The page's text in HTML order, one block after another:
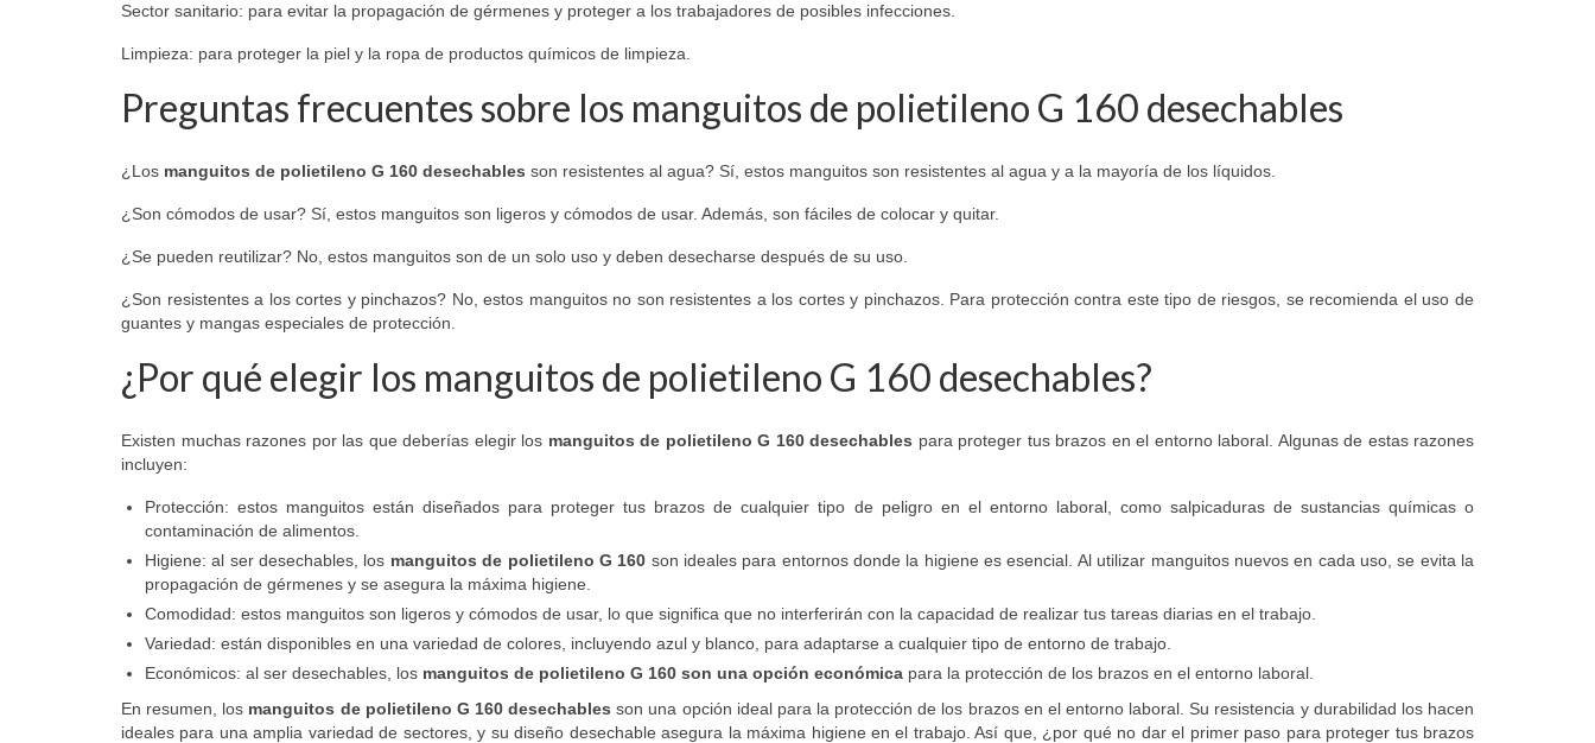
Sector sanitario: para evitar la propagación de gérmenes y proteger a los trabajadores de posibles infecciones.
Limpieza: para proteger la piel y la ropa de productos químicos de limpieza.
Preguntas frecuentes sobre los manguitos de polietileno G 160 desechables
¿Los manguitos de polietileno G 160 desechables son resistentes al agua? Sí, estos manguitos son resistentes al agua y a la mayoría de los líquidos.
¿Son cómodos de usar? Sí, estos manguitos son ligeros y cómodos de usar. Además, son fáciles de colocar y quitar.
¿Se pueden reutilizar? No, estos manguitos son de un solo uso y deben desecharse después de su uso.
¿Son resistentes a los cortes y pinchazos? No, estos manguitos no son resistentes a los cortes y pinchazos. Para protección contra este tipo de riesgos, se recomienda el uso de
guantes y mangas especiales de protección.
¿Por qué elegir los manguitos de polietileno G 160 desechables?
Existen muchas razones por las que deberías elegir los manguitos de polietileno G 160 desechables para proteger tus brazos en el entorno laboral. Algunas de estas razones
incluyen:
Protección: estos manguitos están diseñados para proteger tus brazos de cualquier tipo de peligro en el entorno laboral, como salpicaduras de sustancias químicas o
contaminación de alimentos.
Higiene: al ser desechables, los manguitos de polietileno G 160 son ideales para entornos donde la higiene es esencial. Al utilizar manguitos nuevos en cada uso, se evita la
propagación de gérmenes y se asegura la máxima higiene.
Comodidad: estos manguitos son ligeros y cómodos de usar, lo que significa que no interferirán con la capacidad de realizar tus tareas diarias en el trabajo.
Variedad: están disponibles en una variedad de colores, incluyendo azul y blanco, para adaptarse a cualquier tipo de entorno de trabajo.
Económicos: al ser desechables, los manguitos de polietileno G 160 son una opción económica para la protección de los brazos en el entorno laboral.
En resumen, los manguitos de polietileno G 160 desechables son una opción ideal para la protección de los brazos en el entorno laboral. Su resistencia y durabilidad los hacen
ideales para una amplia variedad de sectores, y su diseño desechable asegura la máxima higiene en el trabajo. Así que, ¿por qué no dar el primer paso para proteger tus brazos